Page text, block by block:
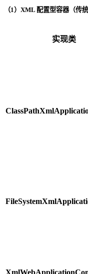
（1）XML 配置型容器（传统
实现类